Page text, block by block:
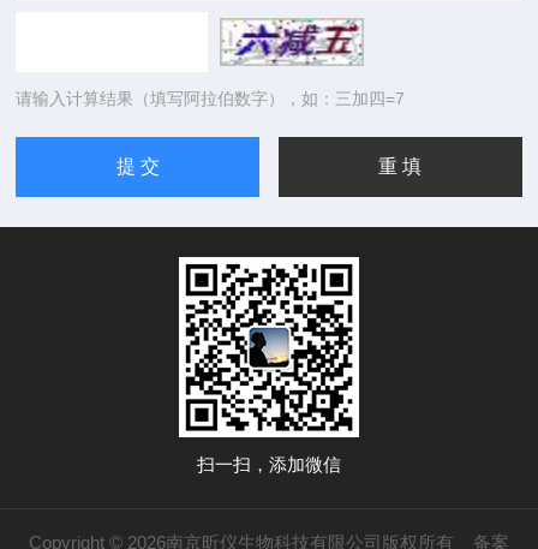
请输入计算结果（填写阿拉伯数字），如：三加四=7
扫一扫，添加微信
Copyright © 2026南京昕仪生物科技有限公司版权所有 备案